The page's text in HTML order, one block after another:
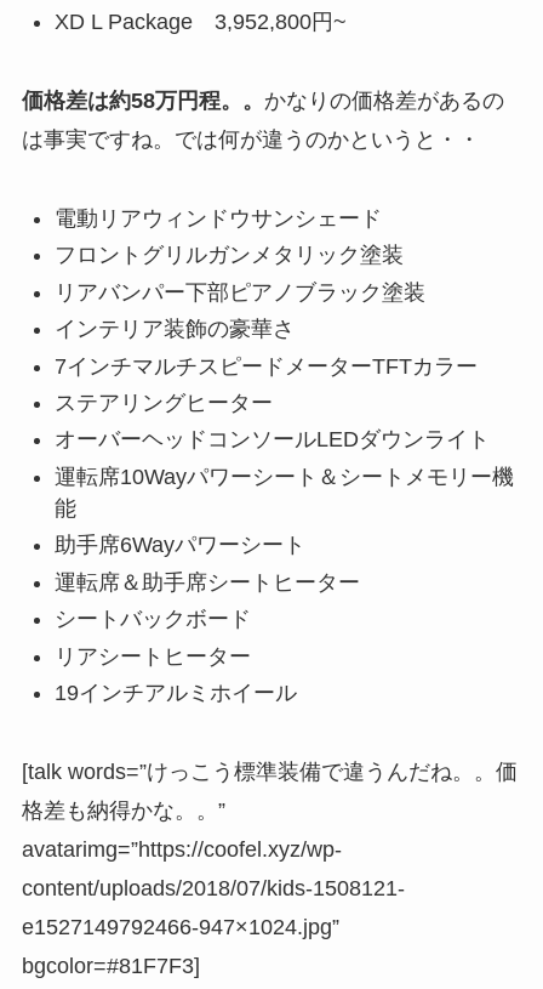
XD L Package 3,952,800円~
価格差は約58万円程。。 かなりの価格差があるの
は事実ですね。では何が違うのかというと・・
電動リアウィンドウサンシェード
フロントグリルガンメタリック塗装
リアバンパー下部ピアノブラック塗装
インテリア装飾の豪華さ
7インチマルチスピードメーターTFTカラー
ステアリングヒーター
オーバーヘッドコンソールLEDダウンライト
運転席10Wayパワーシート＆シートメモリー機
能
助手席6Wayパワーシート
運転席＆助手席シートヒーター
シートバックボード
リアシートヒーター
19インチアルミホイール
[talk words=”けっこう標準装備で違うんだね。。価
格差も納得かな。。”
avatarimg=”https://coofel.xyz/wp-
content/uploads/2018/07/kids-1508121-
e1527149792466-947×1024.jpg”
bgcolor=#81F7F3]